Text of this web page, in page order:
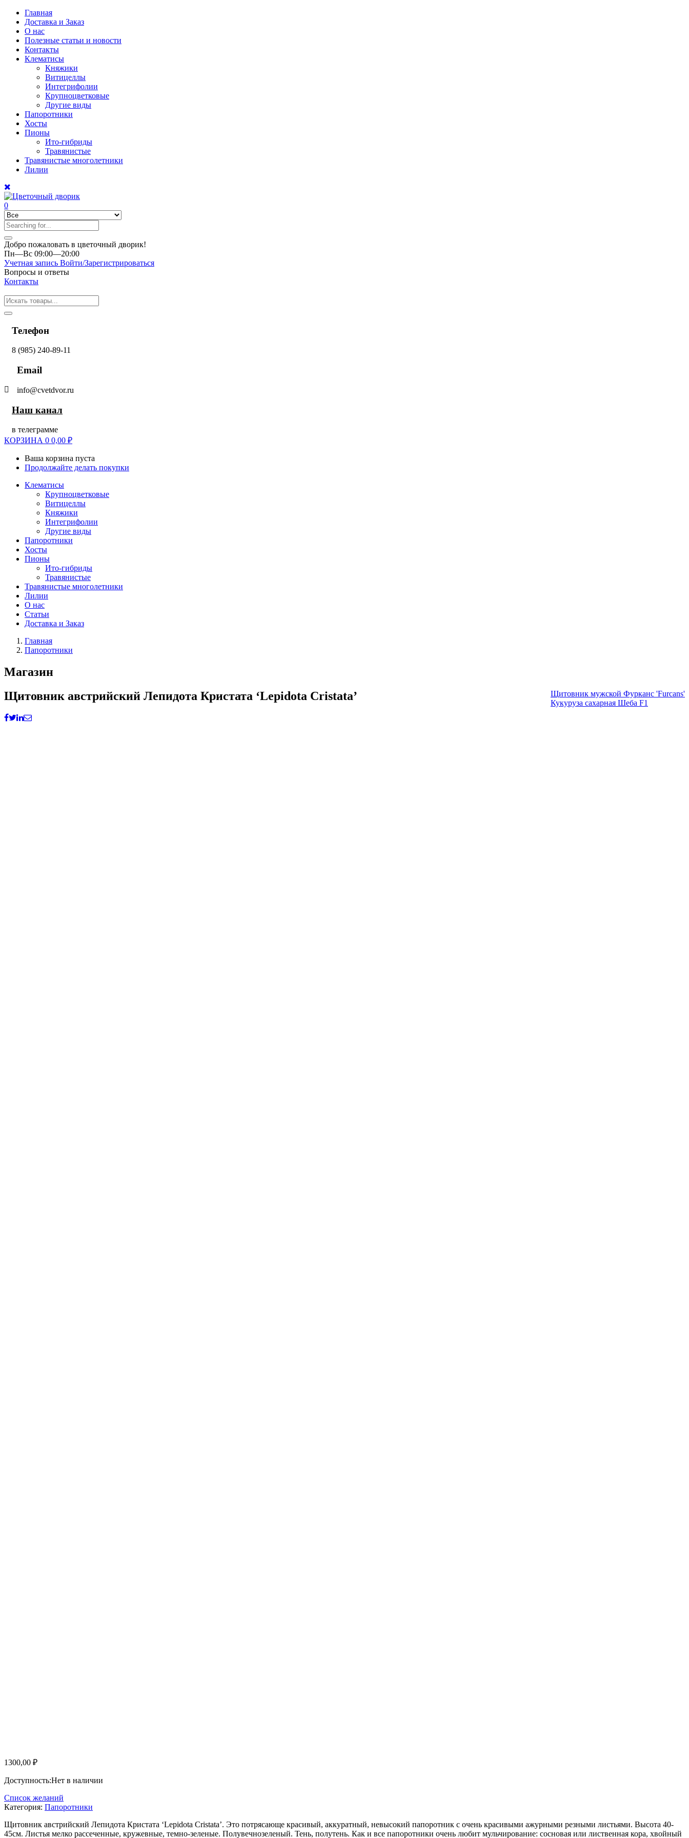
Главная
Доставка и Заказ
О нас
Полезные статьи и новости
Контакты
Клематисы
Княжики
Витицеллы
Интегрифолии
Крупноцветковые
Другие виды
Папоротники
Хосты
Пионы
Ито-гибриды
Травянистые
Травянистые многолетники
Лилии
0
Добро пожаловать в цветочный дворик!
Пн—Вс 09:00—20:00
Учетная запись Войти/Зарегистрироваться
Вопросы и ответы
Контакты
Телефон
8 (985) 240-89-11
Email
info@cvetdvor.ru
Наш канал
в телеграмме
КОРЗИНА 0 0,00 ₽
Ваша корзина пуста
Продолжайте делать покупки
Клематисы
Крупноцветковые
Витицеллы
Княжики
Интегрифолии
Другие виды
Папоротники
Хосты
Пионы
Ито-гибриды
Травянистые
Травянистые многолетники
Лилии
О нас
Статьи
Доставка и Заказ
Главная
Папоротники
Магазин
Щитовник мужской Фурканс 'Furcans'
Кукуруза сахарная Шеба F1
Щитовник австрийский Лепидота Кристата ‘Lepidota Cristata’
1300,00 ₽
Доступность:Нет в наличии
Список желаний
Категория: Папоротники
Щитовник австрийский Лепидота Кристата ‘Lepidota Cristata’. Это потрясающе красивый, аккуратный, невысокий папоротник с очень красивыми ажурными резными листьями. Высота 40-
45см. Листья мелко рассеченные, кружевные, темно-зеленые. Полувечнозеленый. Тень, полутень. Как и все папоротники очень любит мульчирование: сосновая или лиственная кора, хвойный